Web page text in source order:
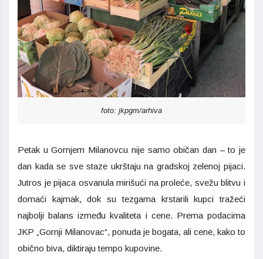
foto: jkpgm/arhiva
Petak u Gornjem Milanovcu nije samo običan dan – to je
dan kada se sve staze ukrštaju na gradskoj zelenoj pijaci.
Jutros je pijaca osvanula mirišući na proleće, svežu blitvu i
domaći kajmak, dok su tezgama krstarili kupci tražeći
najbolji balans između kvaliteta i cene. Prema podacima
JKP „Gornji Milanovac“, ponuda je bogata, ali cene, kako to
obično biva, diktiraju tempo kupovine.